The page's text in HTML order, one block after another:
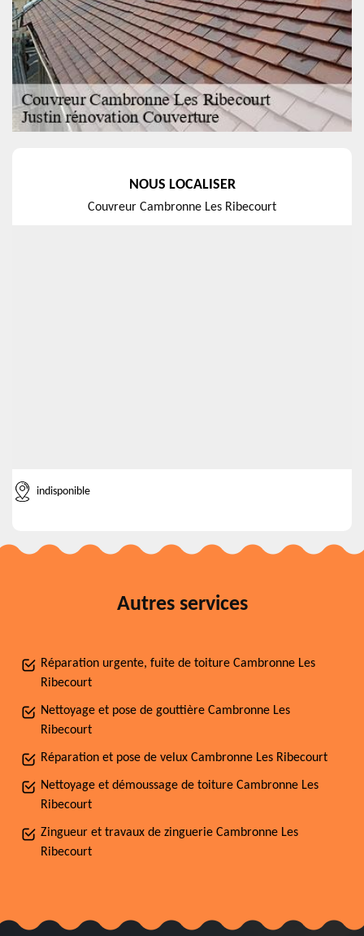
NOUS LOCALISER
Couvreur Cambronne Les Ribecourt
indisponible
Autres services
Réparation urgente, fuite de toiture Cambronne Les
Ribecourt
Nettoyage et pose de gouttière Cambronne Les
Ribecourt
Réparation et pose de velux Cambronne Les Ribecourt
Nettoyage et démoussage de toiture Cambronne Les
Ribecourt
Zingueur et travaux de zinguerie Cambronne Les
Ribecourt